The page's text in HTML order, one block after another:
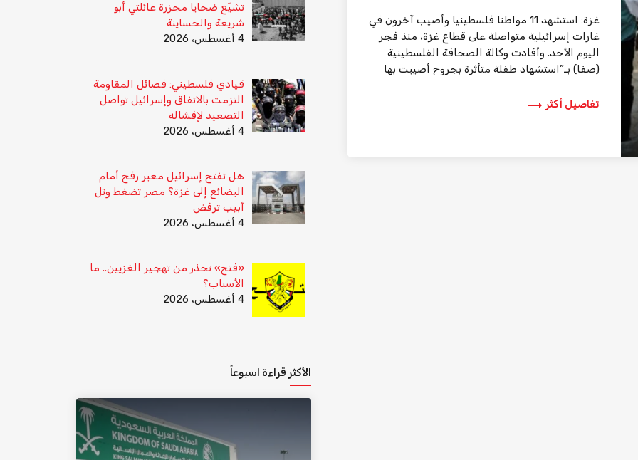
غزة: استشهد 11 مواطنا فلسطينيا وأصيب آخرون في
غارات إسرائيلية متواصلة على قطاع غزة، منذ فجر
اليوم الأحد. وأفادت وكالة الصحافة الفلسطينية
(صفا) بـ”استشهاد طفلة متأثرة بجروح أصيبت بها
تفاصيل أكثر trending_flat
تشيّع ضحايا مجزرة عائلتي أبو
شريعة والحساينة
4 أغسطس، 2026
قيادي فلسطيني: فصائل المقاومة
التزمت بالاتفاق وإسرائيل تواصل
التصعيد لإفشاله
4 أغسطس، 2026
هل تفتح إسرائيل معبر رفح أمام
البضائع إلى غزة؟ مصر تضغط وتل
أبيب ترفض
4 أغسطس، 2026
«فتح» تحذر من تهجير الغزيين.. ما
الأسباب؟
4 أغسطس، 2026
الأكثر قراءة اسبوعاً